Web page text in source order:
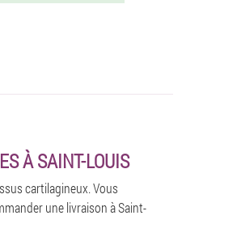
À SAINT-LOUIS
cartilagineux. Vous
une livraison à Saint-